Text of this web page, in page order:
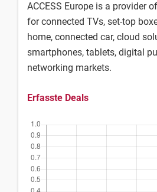
ACCESS Europe is a provider
for connected TVs, set-top
home, connected car, cloud
smartphones, tablets, digital
networking markets.
Erfasste Deals